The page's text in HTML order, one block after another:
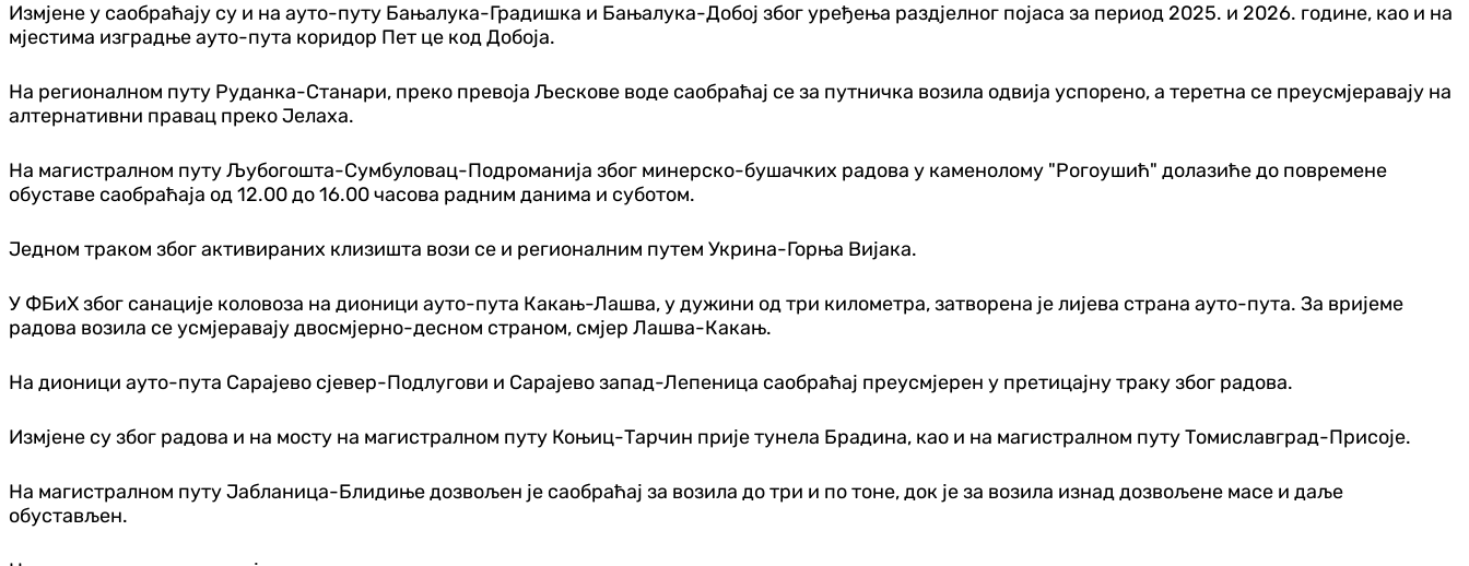
Измјене у саобраћају су и на ауто-путу Бањалука-Градишка и Бањалука-Добој због уређења раздјелног појаса за период 2025. и 2026. године, као и на
мјестима изградње ауто-пута коридор Пет це код Добоја.
На регионалном путу Руданка-Станари, преко превоја Љескове воде саобраћај се за путничка возила одвија успорено, а теретна се преусмјеравају на
алтернативни правац преко Јелаха.
На магистралном путу Љубогошта-Сумбуловац-Подроманија због минерско-бушачких радова у каменолому "Рогоушић" долазиће до повремене
обуставе саобраћаја од 12.00 до 16.00 часова радним данима и суботом.
Једном траком због активираних клизишта вози се и регионалним путем Укрина-Горња Вијака.
У ФБиХ због санације коловоза на дионици ауто-пута Какањ-Лашва, у дужини од три километра, затворена је лијева страна ауто-пута. За вријеме
радова возила се усмјеравају двосмјерно-десном страном, смјер Лашва-Какањ.
На дионици ауто-пута Сарајево сјевер-Подлугови и Сарајево запад-Лепеница саобраћај преусмјерен у претицајну траку због радова.
Измјене су због радова и на мосту на магистралном путу Коњиц-Тарчин прије тунела Брадина, као и на магистралном путу Томиславград-Присоје.
На магистралном путу Јабланица-Блидиње дозвољен је саобраћај за возила до три и по тоне, док је за возила изнад дозвољене масе и даље
обустављен.